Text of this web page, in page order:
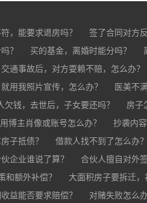
，能要求退房吗？
签了合同对方
跳单怎么办？ 购买的房子有抵押
？ 买的基金，离婚时能分吗？
交通事故后，对方耍赖不赔，怎么办？
用我照片宣传，怎么办？
医美不
？
康复治疗费用高昂，医院说只
欠钱，去世后，子女要还吗？
房子
博主肖像或账号怎么办？
抄袭内
子抵债？
借款人找不到了怎么办
企业谁说了算？
合伙人擅自对外
额外补偿？
大面积房子要拆迁
益能否要求赔偿？
对赌失败怎么